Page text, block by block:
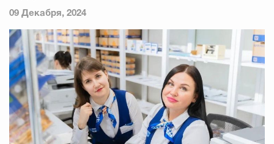
09 Декабря, 2024